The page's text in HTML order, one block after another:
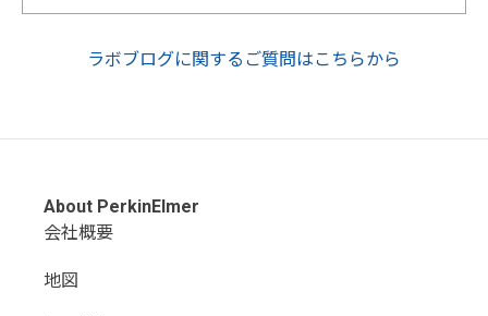
ラボブログに関するご質問はこちらから
About PerkinElmer
会社概要
地図